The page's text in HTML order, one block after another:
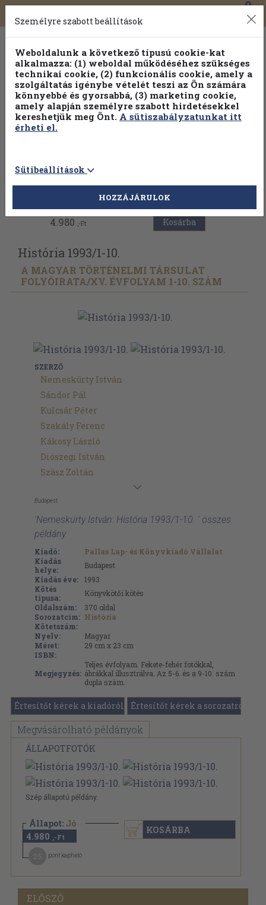
Toggle
navigation
0
Vissza az előző oldalra
4.980 ,-Ft Kosárba
História 1993/1-10.
A MAGYAR TÖRTÉNELMI TÁRSULAT
FOLYÓIRATA/XV. ÉVFOLYAM 1-10. SZÁM
SZERZŐ
Nemeskürty István
Sándor Pál
Kulcsár Péter
Szakály Ferenc
Kákosy László
Diószegi István
Szász Zoltán
Budapest
'Nemeskürty István: História 1993/1-10. ' összes
példány
Kiadó:
Pallas Lap- és Könyvkiadó Vállalat
Kiadás
helye:
Budapest
Kiadás éve:
1993
Kötés
típusa:
Könyvkötői kötés
Oldalszám:
370 oldal
Sorozatcím: História
Kötetszám:
Nyelv:
Magyar
Méret:
29 cm x 23 cm
ISBN:
Megjegyzés:
Teljes évfolyam. Fekete-fehér fotókkal,
ábrákkal illusztrálva. Az 5-6. és a 9-10. szám
dupla szám.
Értesítőt kérek a kiadóról Értesítőt kérek a sorozatról
Megvásárolható példányok
ÁLLAPOTFOTÓK
Szép állapotú példány.
Állapot: Jó
4.980 ,-Ft
pont kapható
KOSÁRBA
ELŐSZÓ
Személyre szabott beállítások
Weboldalunk a következő típusú cookie-kat
alkalmazza: (1) weboldal működéséhez szükséges
technikai cookie, (2) funkcionális cookie, amely a
szolgáltatás igénybe vételét teszi az Ön számára
könnyebbé és gyorsabbá, (3) marketing cookie,
amely alapján személyre szabott hirdetésekkel
kereshetjük meg Önt. A sütiszabályzatunkat itt
érheti el.
Sütibeállítások
HOZZÁJÁRULOK